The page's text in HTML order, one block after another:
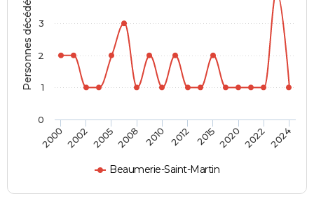
Personnes décédées
Beaumerie-Saint-Martin
2000 2002 20052008 2010 2012 2015 2020 2022 2024
0
1
2
3